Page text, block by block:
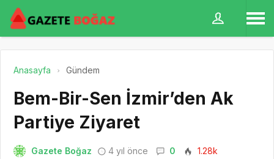
Anasayfa Gündem
Bem-Bir-Sen İzmir’den Ak
Partiye Ziyaret
Gazete Boğaz 4 yıl önce 0
1.28k